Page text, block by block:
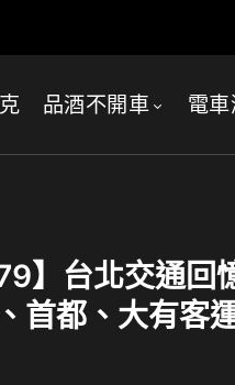
品酒不開車 電車
】台北交通回
首都、大有客